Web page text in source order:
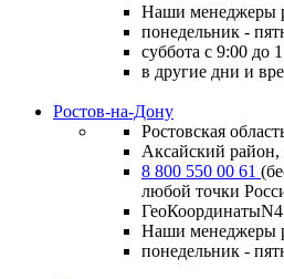
Наши менеджеры
понедельник -
суббота с 9:00 до
в другие дни и
Ростов-на-Дону
Ростовская
Аксайский
8 800 550 00 61
любой точки
Наши менеджеры
понедельник -